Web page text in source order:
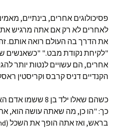
פסיכולוגים אחרים, בינתיים,
לאחרים לא רק אם אתה מרגיש
את הדרך בה העולם רואה אותם.
"לקיחת נקודת מבט." "כשאנשים
אחרים, הם עשויים לנטות יותר
הקנדיים דניס קרבס וקריסטין
כשהם שאלו ילד בן
כך: "הו כן, מה שאתה עושה הוא,